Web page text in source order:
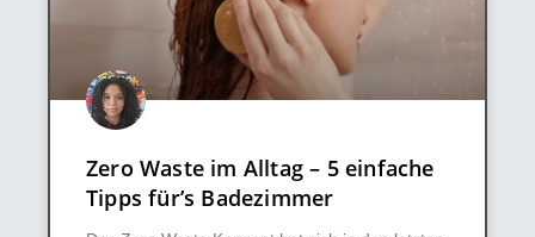
Zero Waste im Alltag – 5 einfache
Tipps für’s Badezimmer